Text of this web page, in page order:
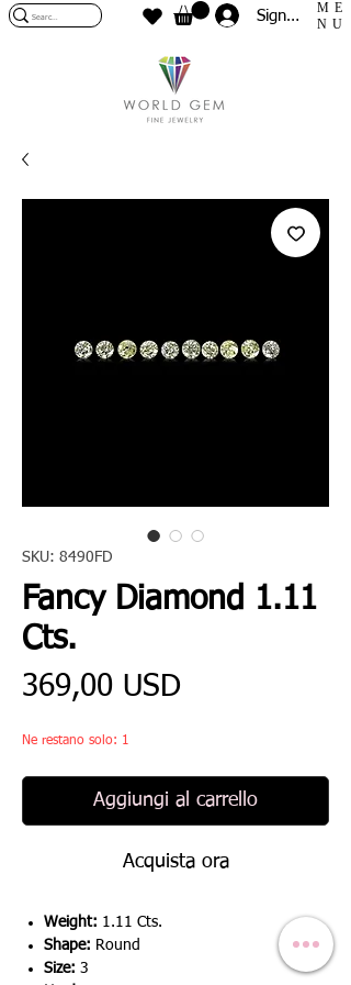
Sign In
ME
NU
SKU: 8490FD
Fancy Diamond 1.11
Cts.
369,00 USD
Ne restano solo: 1
Aggiungi al carrello
Acquista ora
Weight: 1.11 Cts.
Shape: Round
Size: 3